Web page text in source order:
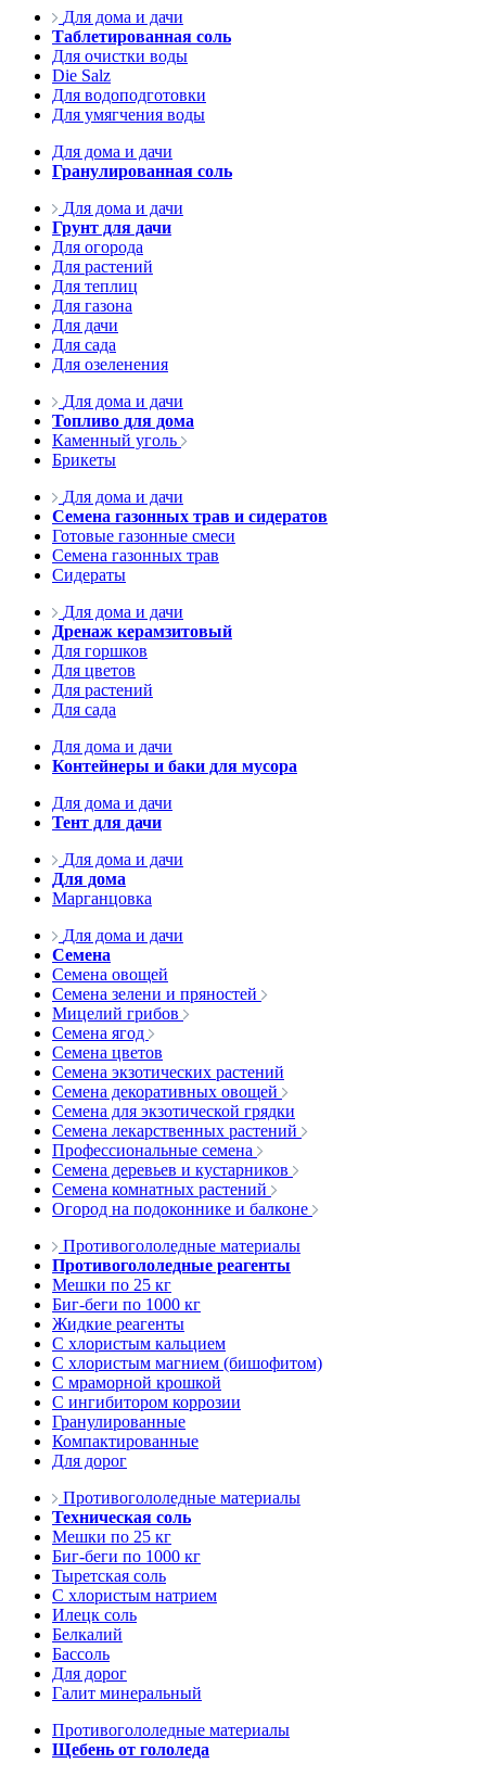
Для дома и дачи
Таблетированная соль
Для очистки воды
Die Salz
Для водоподготовки
Для умягчения воды
Для дома и дачи
Гранулированная соль
Для дома и дачи
Грунт для дачи
Для огорода
Для растений
Для теплиц
Для газона
Для дачи
Для сада
Для озеленения
Для дома и дачи
Топливо для дома
Каменный уголь
Брикеты
Для дома и дачи
Семена газонных трав и сидератов
Готовые газонные смеси
Семена газонных трав
Сидераты
Для дома и дачи
Дренаж керамзитовый
Для горшков
Для цветов
Для растений
Для сада
Для дома и дачи
Контейнеры и баки для мусора
Для дома и дачи
Тент для дачи
Для дома и дачи
Для дома
Марганцовка
Для дома и дачи
Семена
Семена овощей
Семена зелени и пряностей
Мицелий грибов
Семена ягод
Семена цветов
Семена экзотических растений
Семена декоративных овощей
Семена для экзотической грядки
Семена лекарственных растений
Профессиональные семена
Семена деревьев и кустарников
Семена комнатных растений
Огород на подоконнике и балконе
Противогололедные материалы
Противогололедные реагенты
Мешки по 25 кг
Биг-беги по 1000 кг
Жидкие реагенты
С хлористым кальцием
С хлористым магнием (бишофитом)
С мраморной крошкой
С ингибитором коррозии
Гранулированные
Компактированные
Для дорог
Противогололедные материалы
Техническая соль
Мешки по 25 кг
Биг-беги по 1000 кг
Тыретская соль
С хлористым натрием
Илецк соль
Белкалий
Бассоль
Для дорог
Галит минеральный
Противогололедные материалы
Щебень от гололеда